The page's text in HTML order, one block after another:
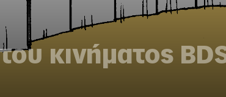
κινήματος